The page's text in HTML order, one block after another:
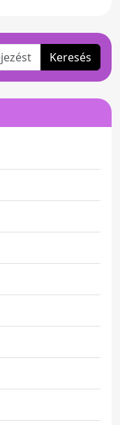
Keresés